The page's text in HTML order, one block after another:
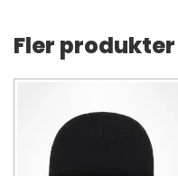
Fler produkter